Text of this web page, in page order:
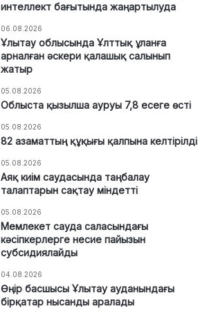
интеллект бағытында жаңартылуда
06.08.2026
Ұлытау облысында Ұлттық ұланға
арналған әскери қалашық салынып
жатыр
05.08.2026
Облыста қызылша ауруы 7,8 есеге өсті
05.08.2026
82 азаматтың құқығы қалпына келтірілді
05.08.2026
Аяқ киім саудасында таңбалау
талаптарын сақтау міндетті
05.08.2026
Мемлекет сауда саласындағы
кәсіпкерлерге несие пайызын
субсидиялайды
04.08.2026
Өңір басшысы Ұлытау ауданындағы
бірқатар нысанды аралады